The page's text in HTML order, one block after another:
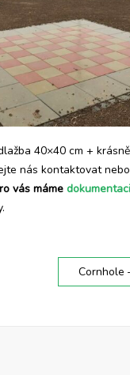
40×40 cm +
nás kontaktovat
vás máme
Cornhole